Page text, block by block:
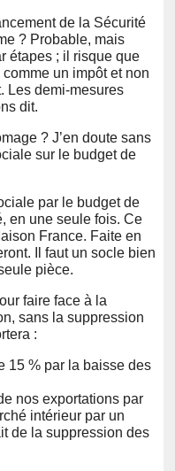
de la Sécurité
? Probable, mais
étapes ; il risque que
un impôt et non
Les demi-mesures
dit.
? J’en doute sans
sur le budget de
par le budget de
en une seule fois. Ce
France. Faite en
Il faut un socle bien
pièce.
faire face à la
sans la suppression
:
15 % par la baisse des
nos exportations par
intérieur par un
de la suppression des